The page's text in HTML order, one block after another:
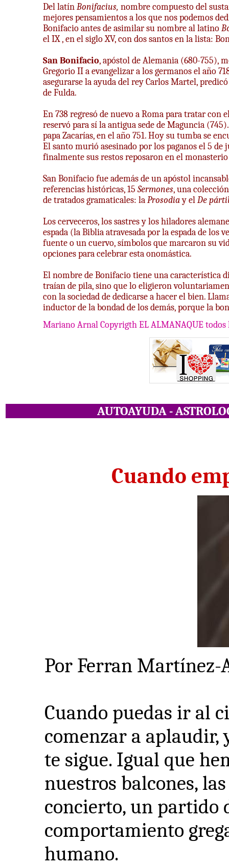
Del latín Bonifacius, nombre compuesto del
mejores pensamientos a los que nos podemos
Bonifacio antes de asimilar su nombre al latino
el IX , en el siglo XV, con dos santos en la lista:
San Bonifacio, apóstol de Alemania (680-755),
Gregorio II a evangelizar a los germanos el año
asegurarse la ayuda del rey Carlos Martel,
de Fulda.
En 738 regresó de nuevo a Roma para tratar con
reservó para sí la antigua sede de Maguncia
papa Zacarías, en el año 751. Hoy su tumba se
El santo murió asesinado por los paganos el 5
finalmente sus restos reposaron en el
San Bonifacio fue además de un apóstol
referencias históricas, 15 Sermones, una
de tratados gramaticales: la Prosodiay el De
Los cerveceros, los sastres y los hiladores
espada (la Biblia atravesada por la espada de
fuente o un cuervo, símbolos que marcaron su
opciones para celebrar esta onomástica.
El nombre de Bonifacio tiene una característica
traían de pila, sino que lo eligieron
con la sociedad de dedicarse a hacer el bien.
inductor de la bondad de los demás, porque la
Mariano Arnal Copyrigth EL ALMANAQUE
AUTOAYUDA -
Cuando
Por Ferran Martínez-
Cuando puedas ir al
comenzar a aplaudir,
te sigue. Igual que
nuestros balcones,
concierto, un partido
comportamiento
humano.